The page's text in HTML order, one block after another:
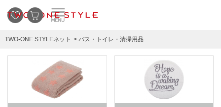
TWO-ONE STYLEネット バス・トイレ・清掃用品